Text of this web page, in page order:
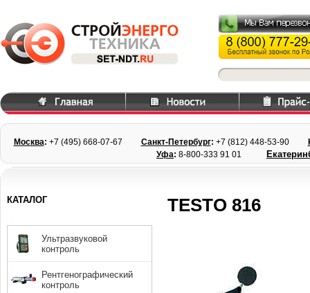
Москва: +7 (495) 668-07-67 Санкт-Петербург: +7 (812) 448-53-90
Уфа: 8-800-333 91 01
TESTO 816
КАТАЛОГ
Ультразвуковой
контроль
Рентгенографический
контроль